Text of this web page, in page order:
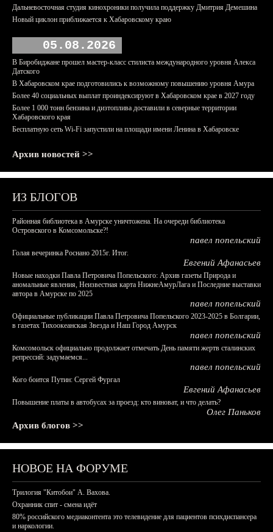
Дальневосточная студия кинохроники получила поддержку Дмитрия Демешина
Новый циклон приближается к Хабаровскому краю
05.08.2026
В Биробиджане прошел мастер-класс стилиста международного уровня Алекса
Датского
В Хабаровском крае подготовились к возможному повышению уровня Амура
Более 40 социальных выплат проиндексируют в Хабаровском крае в 2027 году
Более 1 000 тонн бензина и дизтоплива доставили в северные территории
Хабаровского края
Бесплатную сеть Wi-Fi запустили на площади имени Ленина в Хабаровске
Архив новостей >>
ИЗ БЛОГОВ
Районная библиотека в Амурске уничтожена. На очереди библиотека
Островского в Комсомольске?!
павел попельский
Голая вечеринка Роснано 2015г. Итог.
Евгений Афанасьев
Новые находки Павла Петровича Попельского: Архив газеты Природа и
аномальные явления, Неизвестная карта НижнеАмурЛага и Последние выставки
автора в Амурске по 2025
павел попельский
Официальные публикации Павла Петровича Попельского 2023-2025 в Болгарии,
в газетах Тихоокеанская Звезда и Наш Город Амурск
павел попельский
Комсомольск официально продолжает отмечать День памяти жертв сталинских
репрессий: задумаемся...
павел попельский
Кого боится Путин: Сергей Фургал
Евгений Афанасьев
Повышение платы в автобусах за проезд: кто виноват, и что делать?
Олег Паньков
Архив блогов >>
НОВОЕ НА ФОРУМЕ
Трилогия "Китобои" А. Вахова.
Охранник спит - смена идёт
80% российского медиаконтента это телевидение для пациентов психдиспансера
и наркологии.